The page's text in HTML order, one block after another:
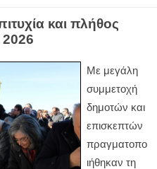
και πλήθος
Με μεγάλη
συμμετοχή
δημοτών και
επισκεπτών
πραγματοπο
ιήθηκαν τη